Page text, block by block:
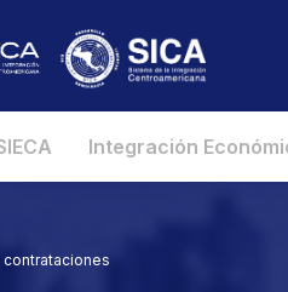
Integración